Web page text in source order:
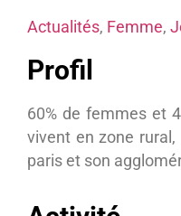
Actualités, Femme,
Profil
60% de femmes et
vivent en zone
paris et son